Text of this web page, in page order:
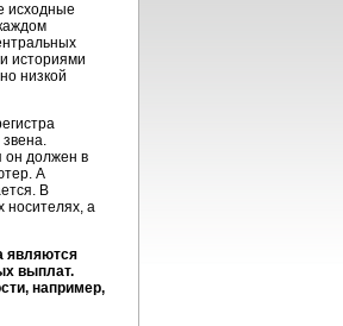
исходные
историями
низкой
он должен в
А
В
носителях, а
являются
выплат.
например,